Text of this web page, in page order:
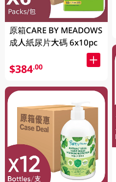
原箱CARE BY MEADOWS
成人紙尿片大碼 6x10pc
$384.00